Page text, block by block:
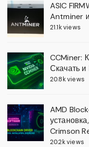
ASIC
Antminer
21.1k views
CCMiner:
Скачать
20.8k views
AMD
Crimson
20.2k views